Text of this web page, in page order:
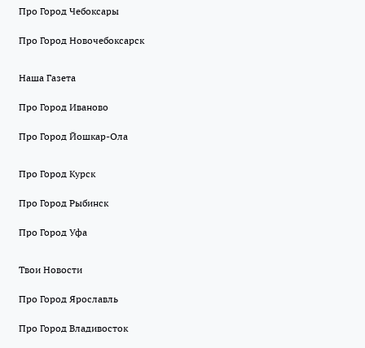
Про Город Чебоксары
Про Город Новочебоксарск
Наша Газета
Про Город Иваново
Про Город Йошкар-Ола
Про Город Курск
Про Город Рыбинск
Про Город Уфа
Твои Новости
Про Город Ярославль
Про Город Владивосток